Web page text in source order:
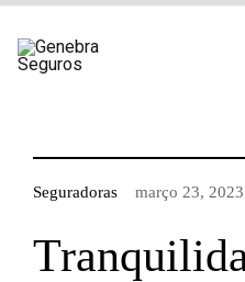
para
Seguradoras março 23, 2023